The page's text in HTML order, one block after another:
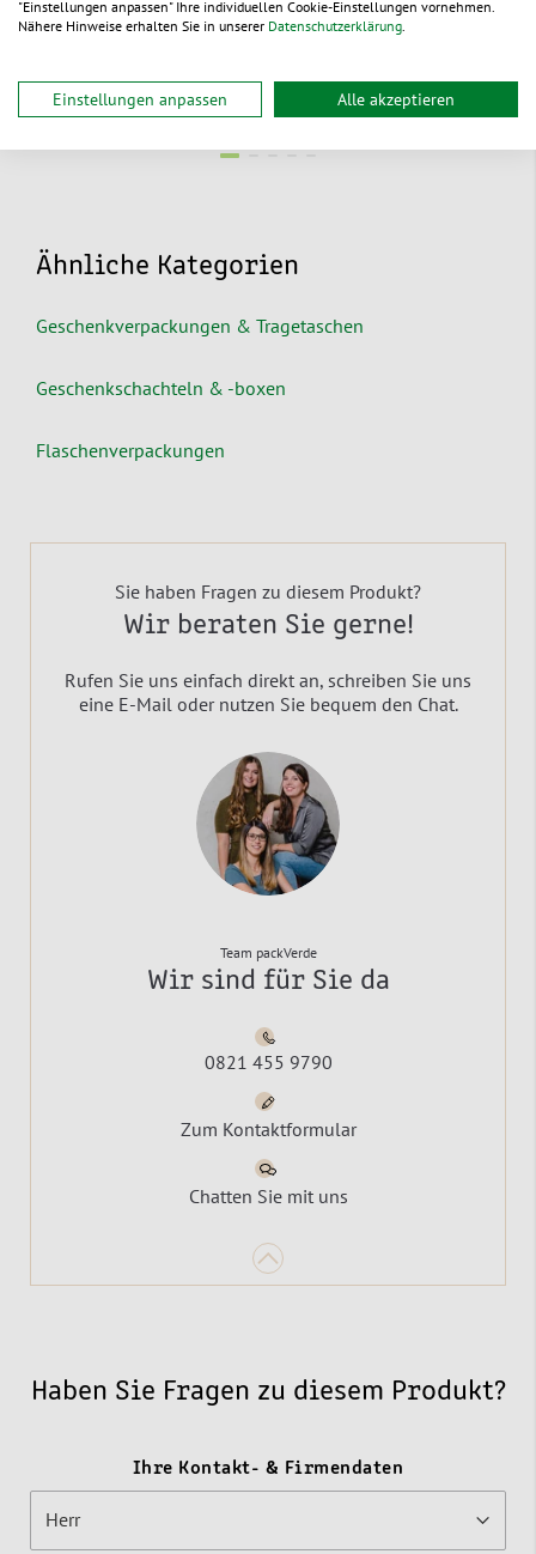
Ähnliche Kategorien
Geschenkverpackungen & Tragetaschen
Geschenkschachteln & -boxen
Flaschenverpackungen
Sie haben Fragen zu diesem Produkt?
Wir beraten Sie gerne!
Rufen Sie uns einfach direkt an, schreiben Sie uns
eine E-Mail oder nutzen Sie bequem den Chat.
Team packVerde
Wir sind für Sie da
0821 455 9790
Zum Kontaktformular
Chatten Sie mit uns
Haben Sie Fragen zu diesem Produkt?
Ihre Kontakt- & Firmendaten
"Einstellungen anpassen" Ihre individuellen Cookie-Einstellungen vornehmen.
Nähere Hinweise erhalten Sie in unserer Datenschutzerklärung.
Einstellungen anpassen Alle akzeptieren